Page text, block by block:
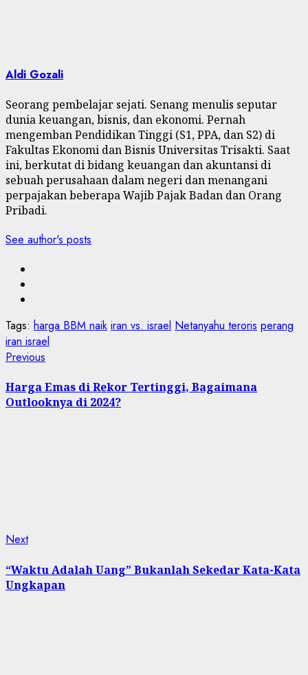
Aldi Gozali
Seorang pembelajar sejati. Senang menulis seputar
dunia keuangan, bisnis, dan ekonomi. Pernah
mengemban Pendidikan Tinggi (S1, PPA, dan S2) di
Fakultas Ekonomi dan Bisnis Universitas Trisakti. Saat
ini, berkutat di bidang keuangan dan akuntansi di
sebuah perusahaan dalam negeri dan menangani
perpajakan beberapa Wajib Pajak Badan dan Orang
Pribadi.
See author's posts
Tags: harga BBM naik iran vs. israel Netanyahu teroris perang
iran israel
Post
navigation
Previous
Harga Emas di Rekor Tertinggi, Bagaimana
Outlooknya di 2024?
NextNext
“Waktu Adalah Uang” Bukanlah Sekedar Kata-Kata
Ungkapan